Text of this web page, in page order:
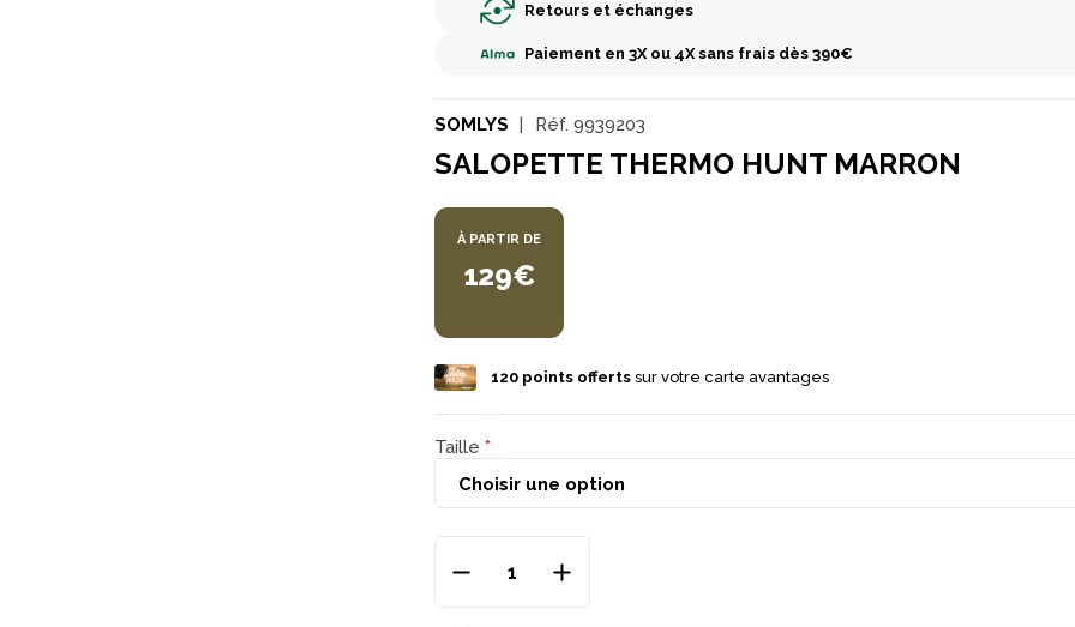
Retours et échanges
Paiement en 3X ou 4X sans frais dès 390€
SOMLYS Réf. 9939203
SALOPETTE THERMO HUNT MARRON
À PARTIR DE
129€
120 points offerts sur votre carte avantages
Taille